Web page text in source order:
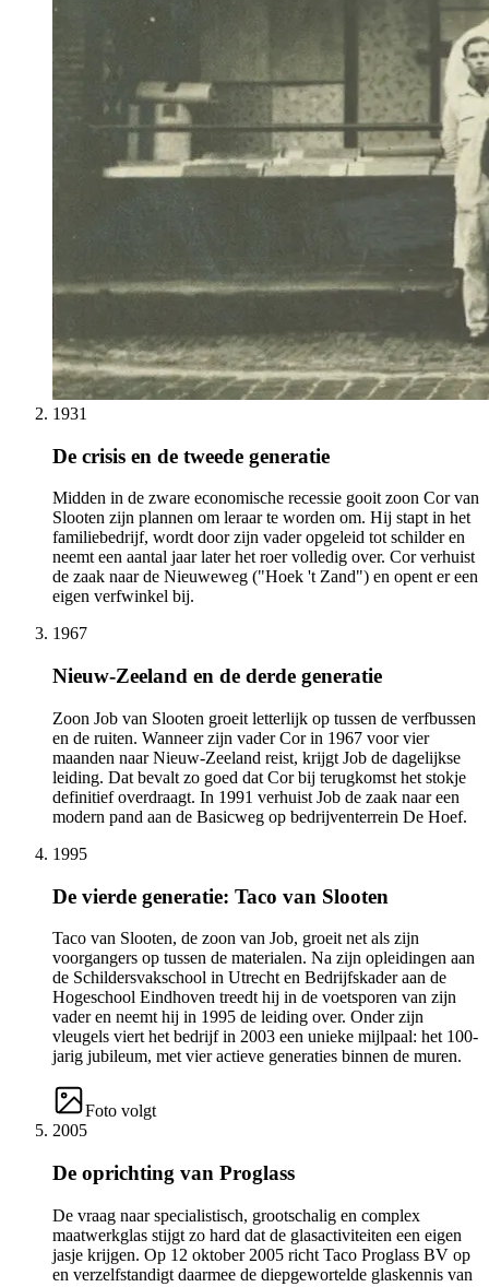
1931
De crisis en de tweede generatie
Midden in de zware economische recessie gooit zoon Cor van
Slooten zijn plannen om leraar te worden om. Hij stapt in het
familiebedrijf, wordt door zijn vader opgeleid tot schilder en
neemt een aantal jaar later het roer volledig over. Cor verhuist
de zaak naar de Nieuweweg ("Hoek 't Zand") en opent er een
eigen verfwinkel bij.
1967
Nieuw-Zeeland en de derde generatie
Zoon Job van Slooten groeit letterlijk op tussen de verfbussen
en de ruiten. Wanneer zijn vader Cor in 1967 voor vier
maanden naar Nieuw-Zeeland reist, krijgt Job de dagelijkse
leiding. Dat bevalt zo goed dat Cor bij terugkomst het stokje
definitief overdraagt. In 1991 verhuist Job de zaak naar een
modern pand aan de Basicweg op bedrijventerrein De Hoef.
1995
De vierde generatie: Taco van Slooten
Taco van Slooten, de zoon van Job, groeit net als zijn
voorgangers op tussen de materialen. Na zijn opleidingen aan
de Schildersvakschool in Utrecht en Bedrijfskader aan de
Hogeschool Eindhoven treedt hij in de voetsporen van zijn
vader en neemt hij in 1995 de leiding over. Onder zijn
vleugels viert het bedrijf in 2003 een unieke mijlpaal: het 100-
jarig jubileum, met vier actieve generaties binnen de muren.
Foto volgt
2005
De oprichting van Proglass
De vraag naar specialistisch, grootschalig en complex
maatwerkglas stijgt zo hard dat de glasactiviteiten een eigen
jasje krijgen. Op 12 oktober 2005 richt Taco Proglass BV op
en verzelfstandigt daarmee de diepgewortelde glaskennis van